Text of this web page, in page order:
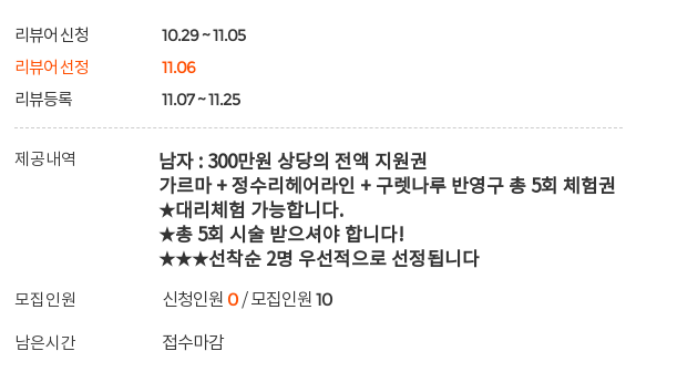
리뷰어 신청 10.29 ~ 11.05
리뷰어 선정 11.06
리뷰등록 11.07 ~ 11.25
제공내역
남자 : 300만원 상당의 전액 지원권
가르마 + 정수리헤어라인 + 구렛나루 반영구 총 5회 체험권
★대리체험 가능합니다.
★총 5회 시술 받으셔야 합니다!
★★★선착순 2명 우선적으로 선정됩니다
모집인원 신청인원 0 / 모집인원 10
남은시간 접수마감